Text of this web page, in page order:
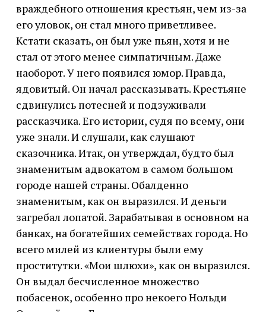
враждебного отношения крестьян, чем из-за
его уловок, он стал много приветливее.
Кстати сказать, он был уже пьян, хотя и не
стал от этого менее симпатичным. Даже
наоборот. У него появился юмор. Правда,
ядовитый. Он начал рассказывать. Крестьяне
сдвинулись потесней и подзуживали
рассказчика. Его истории, судя по всему, они
уже знали. И слушали, как слушают
сказочника. Итак, он утверждал, будто был
знаменитым адвокатом в самом большом
городе нашей страны. Обалденно
знаменитым, как он выразился. И деньги
загребал лопатой. Зарабатывая в основном на
банках, на богатейших семействах города. Но
всего милей из клиентуры были ему
проститутки. «Мои шлюхи», как он выразился.
Он выдал бесчисленное множество
побасенок, особенно про некоего Нольди